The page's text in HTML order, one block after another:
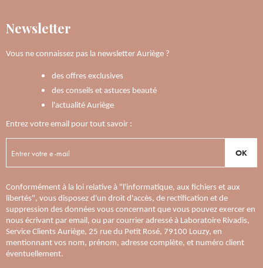
Newsletter
Vous ne connaissez pas la newsletter Auriège ?
des offres exclusives
des conseils et astuces beauté
l'actualité Auriège
Entrez votre email pour tout savoir :
OK
Conformément à la loi relative à "l'informatique, aux fichiers et aux
libertés", vous disposez d'un droit d'accès, de rectification et de
suppression des données vous concernant que vous pouvez exercer en
nous écrivant par email, ou par courrier adressé à Laboratoire Rivadis,
Service Clients Auriège, 25 rue du Petit Rosé, 79100 Louzy, en
mentionnant vos nom, prénom, adresse complète, et numéro client
éventuellement.